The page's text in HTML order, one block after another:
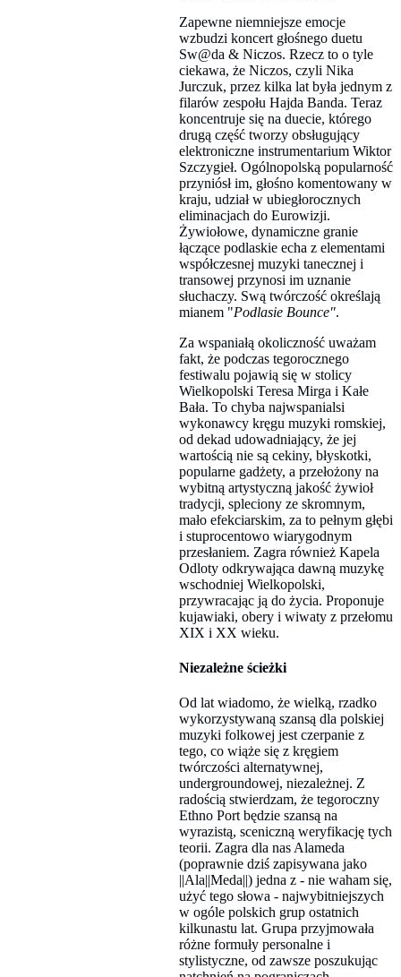
Zapewne niemniejsze emocje
wzbudzi koncert głośnego duetu
Sw@da & Niczos. Rzecz to o tyle
ciekawa, że Niczos, czyli Nika
Jurczuk, przez kilka lat była jednym z
filarów zespołu Hajda Banda. Teraz
koncentruje się na duecie, którego
drugą część tworzy obsługujący
elektroniczne instrumentarium Wiktor
Szczygieł. Ogólnopolską popularność
przyniósł im, głośno komentowany w
kraju, udział w ubiegłorocznych
eliminacjach do Eurowizji.
Żywiołowe, dynamiczne granie
łączące podlaskie echa z elementami
współczesnej muzyki tanecznej i
transowej przynosi im uznanie
słuchaczy. Swą twórczość określają
mianem "Podlasie Bounce".
Za wspaniałą okoliczność uważam
fakt, że podczas tegorocznego
festiwalu pojawią się w stolicy
Wielkopolski Teresa Mirga i Kałe
Bała. To chyba najwspanialsi
wykonawcy kręgu muzyki romskiej,
od dekad udowadniający, że jej
wartością nie są cekiny, błyskotki,
popularne gadżety, a przełożony na
wybitną artystyczną jakość żywioł
tradycji, spleciony ze skromnym,
mało efekciarskim, za to pełnym głębi
i stuprocentowo wiarygodnym
przesłaniem. Zagra również Kapela
Odloty odkrywająca dawną muzykę
wschodniej Wielkopolski,
przywracając ją do życia. Proponuje
kujawiaki, obery i wiwaty z przełomu
XIX i XX wieku.
Niezależne ścieżki
Od lat wiadomo, że wielką, rzadko
wykorzystywaną szansą dla polskiej
muzyki folkowej jest czerpanie z
tego, co wiąże się z kręgiem
twórczości alternatywnej,
undergroundowej, niezależnej. Z
radością stwierdzam, że tegoroczny
Ethno Port będzie szansą na
wyrazistą, sceniczną weryfikację tych
teorii. Zagra dla nas Alameda
(poprawnie dziś zapisywana jako
||Ala||Meda||) jedna z - nie waham się,
użyć tego słowa - najwybitniejszych
w ogóle polskich grup ostatnich
kilkunastu lat. Grupa przyjmowała
różne formuły personalne i
stylistyczne, od zawsze poszukując